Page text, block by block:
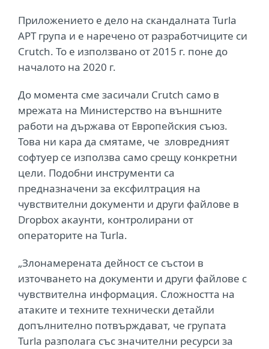
Приложението е дело на скандалната Turla
APT група и е наречено от разработчиците си
Crutch. То е използвано от 2015 г. поне до
началото на 2020 г.
До момента сме засичали Crutch само в
мрежата на Министерство на външните
работи на държава от Европейския съюз.
Това ни кара да смятаме, че зловредният
софтуер се използва само срещу конкретни
цели. Подобни инструменти са
предназначени за ексфилтрация на
чувствителни документи и други файлове в
Dropbox акаунти, контролирани от
операторите на Turla.
„Злонамерената дейност се състои в
източването на документи и други файлове с
чувствителна информация. Сложността на
атаките и техните технически детайли
допълнително потвърждават, че групата
Turla разполага със значителни ресурси за